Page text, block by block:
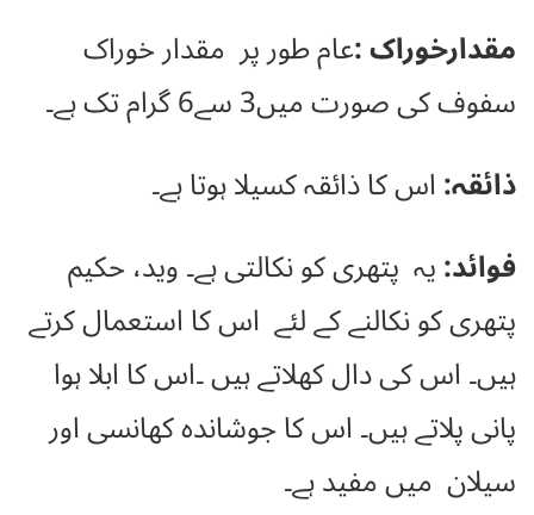
مقدارخوراک :عام طور پر مقدار خوراک
سفوف کی صورت میں3 سے6 گرام تک ہے۔
ذائقہ:اس کا ذائقہ کسیلا ہوتا ہے۔
فوائد:یہ پتھری کو نکالتی ہے۔ وید، حکیم
پتھری کو نکالنے کے لئے اس کا استعمال کرتے
ہیں۔ اس کی دال کھلاتے ہیں ۔اس کا ابلا ہوا
پانی پلاتے ہیں۔ اس کا جوشاندہ کھانسی اور
سیلان میں مفید ہے۔